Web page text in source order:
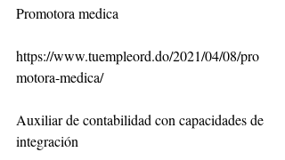
Promotora medica
https://www.tuempleord.do/2021/04/08/pro
motora-medica/
Auxiliar de contabilidad con capacidades de
integración